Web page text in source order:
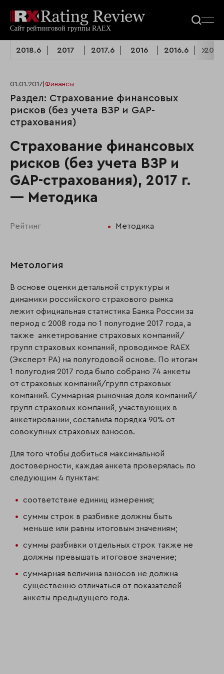
2018.6 2017 2017.6 2016 2016.6 2015
01.01.2017 Финансы
Раздел: Страхование финансовых
рисков (без учета ВЗР и GAP-
страхования)
Страхование финансовых
рисков (без учета ВЗР и
GAP-страхования), 2017 г.
— Методика
Рейтинг Методика
Метология
В основе оценки детальной структуры и
динамики российского страхового рынка
лежит официальная статистика Банка России за
период с 2008 года по 1 полугодие 2017 года, а
также анкетирование страховых компаний/
групп страховых компаний, проводимое RAEX
(Эксперт РА) на полугодовой основе. По итогам
1 полугодия 2017 года было собрано 74 анкеты
от страховых компаний/групп страховых
компаний. Суммарная рыночная доля компаний/
групп страховых компаний, участвующих в
анкетировании, составила порядка 90% от
совокупных страховых взносов.
Для того чтобы добиться максимальной
достоверности, каждая анкета проверялась по
следующим 4 пунктам:
соответствие единиц измерения;
суммы строк в разбивке должны быть
меньше или равны итоговым значениям;
суммы разбивки отдельных строк также не
должны превышать итоговое значение;
суммарная величина взносов не должна
существенно отличаться от показателей
анкеты предыдущего года.